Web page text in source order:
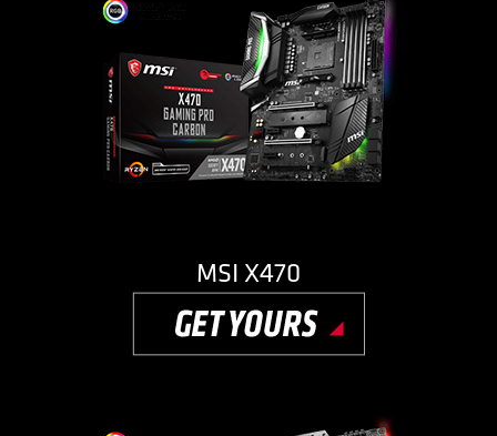
MSI X470